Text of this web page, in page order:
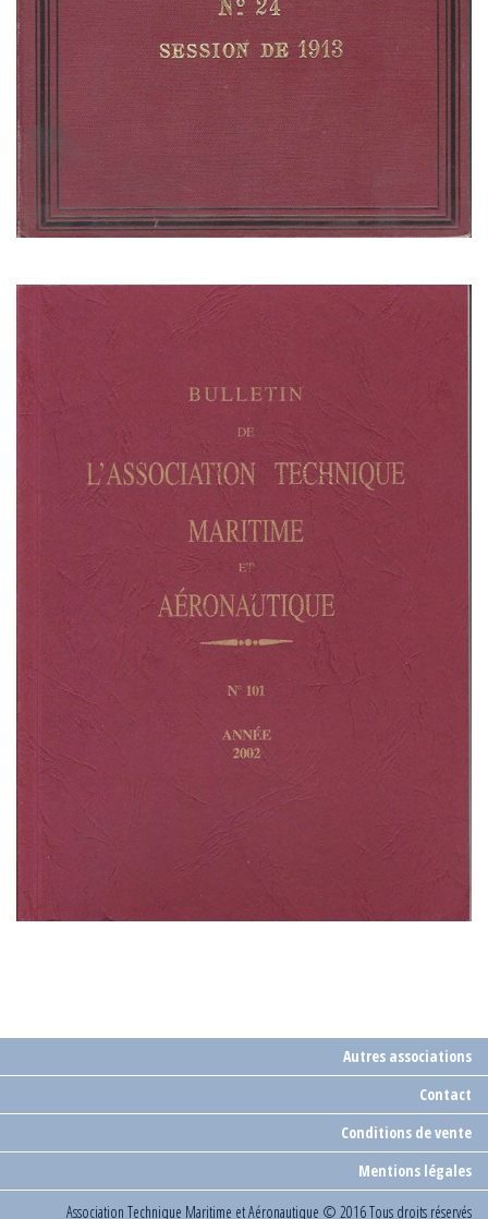
Autres associations
Contact
Conditions de vente
Mentions légales
Association Technique Maritime et Aéronautique © 2016 Tous droits réservés